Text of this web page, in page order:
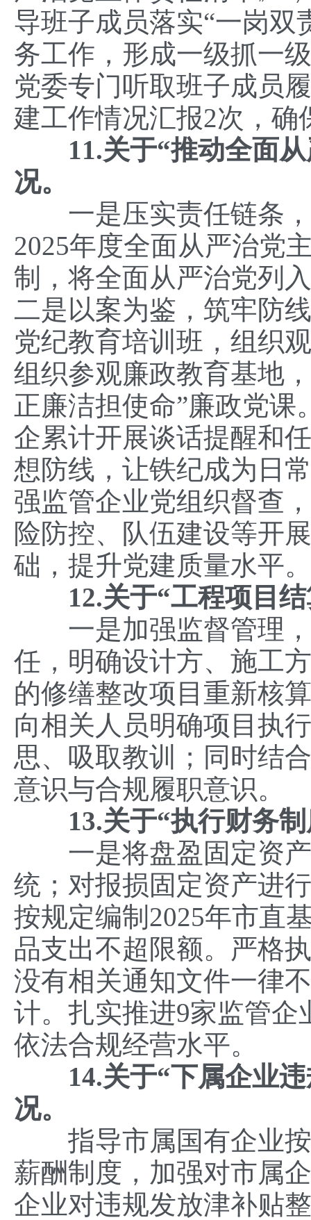
导班子成员落实“一岗双
务工作，形成一级抓一
党委专门听取班子成员
建工作情况汇报2次，
11.关于“推动全面从
况。
一是压实责任链条，
2025年度全面从严治党
制，将全面从严治党列
二是以案为鉴，筑牢防
党纪教育培训班，组织
组织参观廉政教育基地
正廉洁担使命”廉政党
企累计开展谈话提醒和
想防线，让铁纪成为日
强监管企业党组织督查
险防控、队伍建设等开
础，提升党建质量水平。
12.关于“工程项目结
一是加强监督管理，
任，明确设计方、施工
的修缮整改项目重新核
向相关人员明确项目执
思、吸取教训；同时结
意识与合规履职意识。
13.关于“执行财务制
一是将盘盈固定资产
统；对报损固定资产进
按规定编制2025年市直
品支出不超限额。严格
没有相关通知文件一律
计。扎实推进9家监管
依法合规经营水平。
14.关于“下属企业违
况。
指导市属国有企业按
薪酬制度，加强对市属
企业对违规发放津补贴